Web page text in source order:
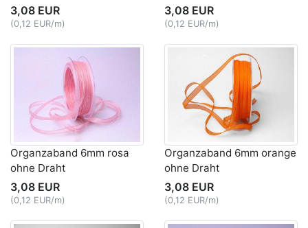
3,08 EUR
(0,12 EUR/m)
3,08 EUR
(0,12 EUR/m)
Organzaband 6mm rosa
ohne Draht
3,08 EUR
(0,12 EUR/m)
Organzaband 6mm orange
ohne Draht
3,08 EUR
(0,12 EUR/m)